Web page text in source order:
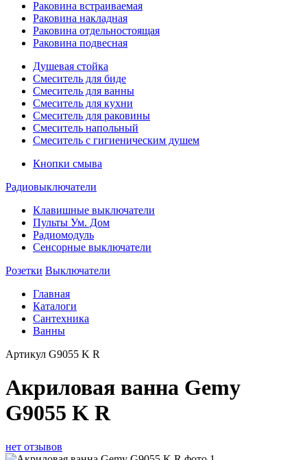
Раковина встраиваемая
Раковина накладная
Раковина отдельностоящая
Раковина подвесная
Душевая стойка
Смеситель для биде
Смеситель для ванны
Смеситель для кухни
Смеситель для раковины
Смеситель напольный
Смеситель с гигиеническим душем
Кнопки смыва
Радиовыключатели
Клавишные выключатели
Пульты Ум. Дом
Радиомодуль
Сенсорные выключатели
Розетки Выключатели
Главная
Каталоги
Сантехника
Ванны
Артикул G9055 K R
Акриловая ванна Gemy
G9055 K R
нет отзывов